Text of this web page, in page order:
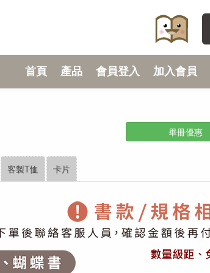
首頁 產品 會員登入 加入會員
畢冊優惠
客製T恤 卡片